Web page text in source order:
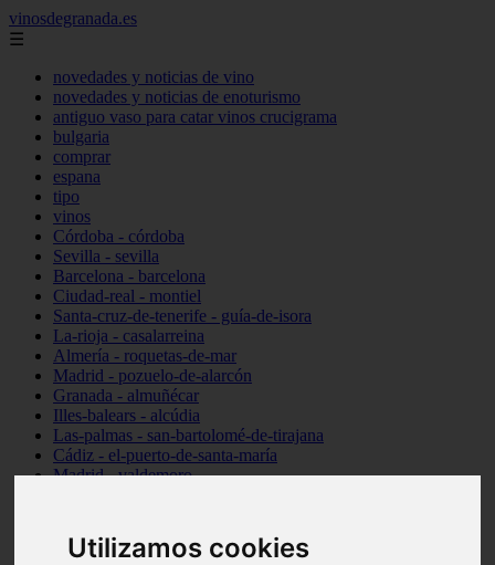
Utilizamos cookies
vinosdegranada.es
☰
novedades y noticias de vino
novedades y noticias de enoturismo
antiguo vaso para catar vinos crucigrama
bulgaria
comprar
espana
tipo
vinos
Córdoba - córdoba
Sevilla - sevilla
Barcelona - barcelona
Ciudad-real - montiel
Santa-cruz-de-tenerife - guía-de-isora
La-rioja - casalarreina
Almería - roquetas-de-mar
Madrid - pozuelo-de-alarcón
Granada - almuñécar
Illes-balears - alcúdia
Las-palmas - san-bartolomé-de-tirajana
Cádiz - el-puerto-de-santa-maría
Madrid - valdemoro
Cantabria - suances
Sevilla - bormujos